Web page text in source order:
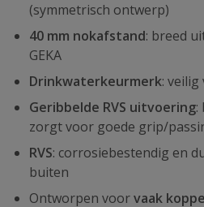
(symmetrisch ontwerp)
40 mm nokafstand: breed
GEKA
Drinkwaterkeurmerk:
Geribbelde RVS uitvoering:
zorgt voor goede grip/
RVS: corrosiebestendig en
buiten
Ontworpen voorvaak